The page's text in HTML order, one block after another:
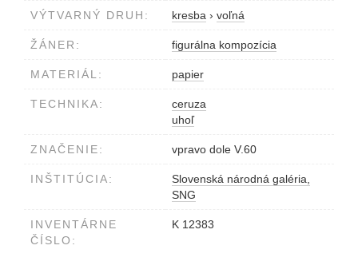
VÝTVARNÝ DRUH: kresba › voľná
ŽÁNER: figurálna kompozícia
MATERIÁL: papier
TECHNIKA:
ceruza
uhoľ
ZNAČENIE: vpravo dole V.60
INŠTITÚCIA:
Slovenská národná galéria,
SNG
INVENTÁRNE
ČÍSLO:
K 12383